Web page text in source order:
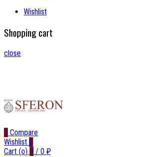
Wishlist
Shopping cart
close
0 Compare
Wishlist 0
Cart (o) 0 / 0 ₽